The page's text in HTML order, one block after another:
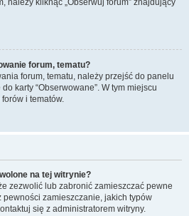
należy kliknąć „Obserwuj forum” znajdujący
forum, tematu?
forum, tematu, należy przejść do panelu
karty “Obserwowane”. W tym miejscu
i tematów.
na tej witrynie?
zezwolić lub zabronić zamieszczać pewne
pewności zamieszczanie, jakich typów
się z administratorem witryny.